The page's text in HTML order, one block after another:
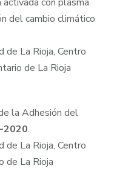
del cambio climático
de La Rioja, Centro
de La Rioja
la Adhesión del
2020.
de La Rioja, Centro
de La Rioja